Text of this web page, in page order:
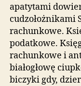
apatytami
cudzołożnikami
rachunkowe.
podatkowe.
rachunkowe i
białogłowę
biczyki gdy,